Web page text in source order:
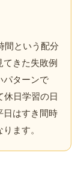
間という配分
てきた失敗例
パターンで
休日学習の日
日はすき間時
ます。